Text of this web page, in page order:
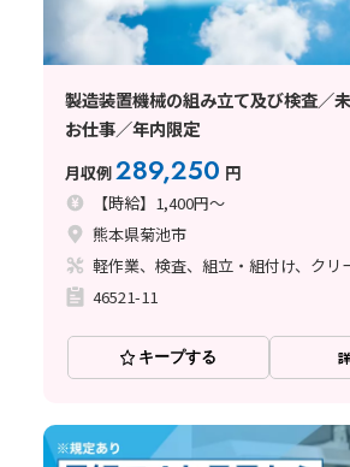
製造装置機械の組み立て及び検査／
お仕事／年内限定
月収例289,250 円
【時給】1,400円～
熊本県菊池市
46521-11
キープする